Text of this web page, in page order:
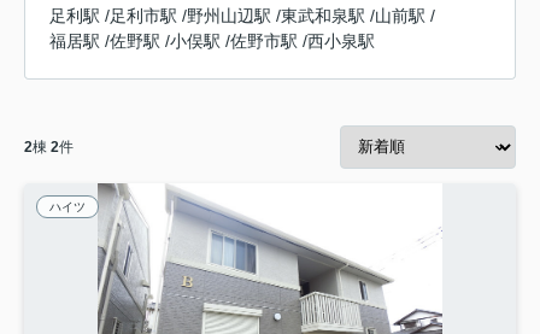
足利駅 /足利市駅 /野州山辺駅 /東武和泉駅 /山前駅 /
福居駅 /佐野駅 /小俣駅 /佐野市駅 /西小泉駅
2棟 2件
ハイツ